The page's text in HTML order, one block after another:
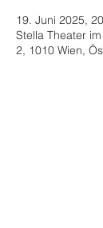
19. Juni 2025,
Stella Theater
2, 1010 Wien,